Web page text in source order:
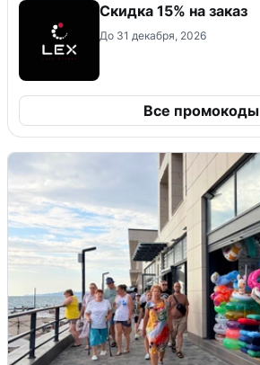
Скидка 15% на заказ
До 31 декабря, 2026
Все промокоды